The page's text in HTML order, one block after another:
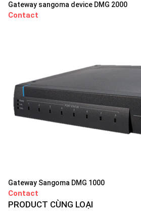
Gateway sangoma device DMG 2000
Contact
Gateway Sangoma DMG 1000
Contact
PRODUCT CÙNG LOẠI